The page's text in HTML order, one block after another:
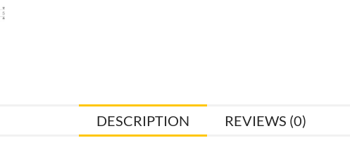
DESCRIPTION REVIEWS (0)